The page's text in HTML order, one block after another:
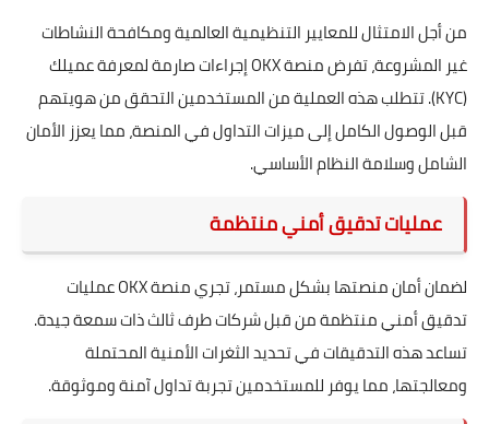
من أجل الامتثال للمعايير التنظيمية العالمية ومكافحة النشاطات
غير المشروعة، تفرض منصة OKX إجراءات صارمة لمعرفة عميلك
(KYC). تتطلب هذه العملية من المستخدمين التحقق من هويتهم
قبل الوصول الكامل إلى ميزات التداول في المنصة، مما يعزز الأمان
الشامل وسلامة النظام الأساسي.
عمليات تدقيق أمني منتظمة
لضمان أمان منصتها بشكل مستمر، تجري منصة OKX عمليات
تدقيق أمني منتظمة من قبل شركات طرف ثالث ذات سمعة جيدة.
تساعد هذه التدقيقات في تحديد الثغرات الأمنية المحتملة
ومعالجتها، مما يوفر للمستخدمين تجربة تداول آمنة وموثوقة.